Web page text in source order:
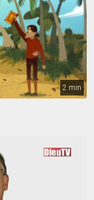
2 min